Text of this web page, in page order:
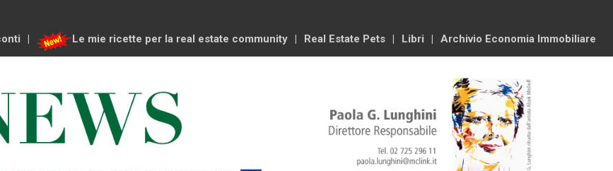
Le mie ricette per la real estate community Real Estate Pets Libri Archivio Economia Immobiliare